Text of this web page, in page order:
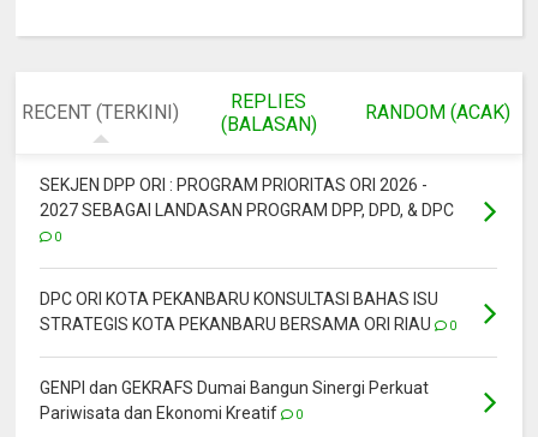
RECENT (TERKINI)
REPLIES
(BALASAN)
RANDOM (ACAK)
SEKJEN DPP ORI : PROGRAM PRIORITAS ORI 2026 -
2027 SEBAGAI LANDASAN PROGRAM DPP, DPD, & DPC
0
DPC ORI KOTA PEKANBARU KONSULTASI BAHAS ISU
STRATEGIS KOTA PEKANBARU BERSAMA ORI RIAU
0
GENPI dan GEKRAFS Dumai Bangun Sinergi Perkuat
Pariwisata dan Ekonomi Kreatif
0